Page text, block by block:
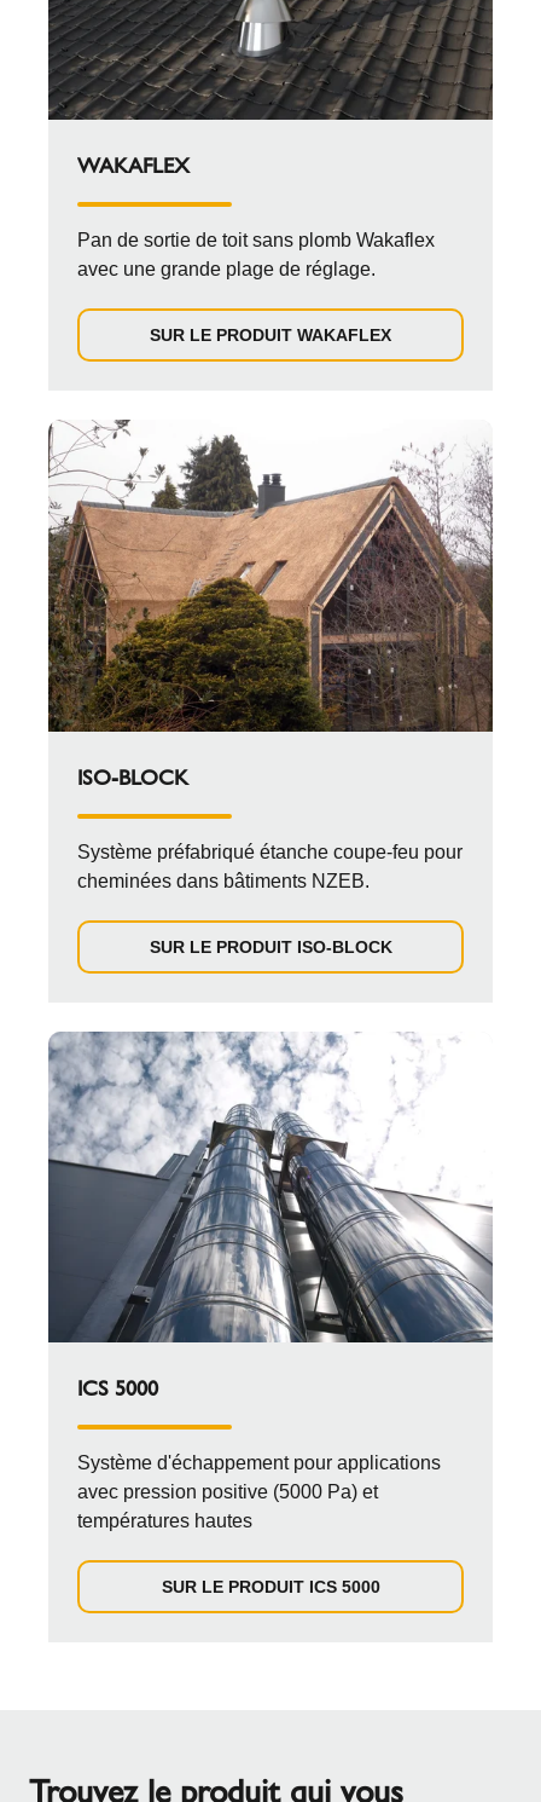
WAKAFLEX
Pan de sortie de toit sans plomb Wakaflex
avec une grande plage de réglage.
SUR LE PRODUIT WAKAFLEX
ISO-BLOCK
Système préfabriqué étanche coupe-feu pour
cheminées dans bâtiments NZEB.
SUR LE PRODUIT ISO-BLOCK
ICS 5000
Système d'échappement pour applications
avec pression positive (5000 Pa) et
températures hautes
SUR LE PRODUIT ICS 5000
Trouvez le produit qui vous